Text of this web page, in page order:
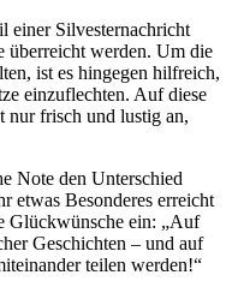
einer Silvesternachricht
überreicht werden. Um die
ist es hingegen hilfreich,
einzuflechten. Auf diese
nur frisch und lustig an,
Note den Unterschied
etwas Besonderes erreicht
Glückwünsche ein: „Auf
Geschichten – und auf
teilen werden!“